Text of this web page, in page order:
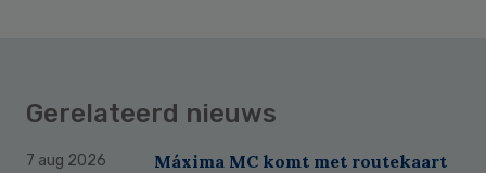
Gerelateerd nieuws
7 aug 2026
Máxima MC komt met routekaart